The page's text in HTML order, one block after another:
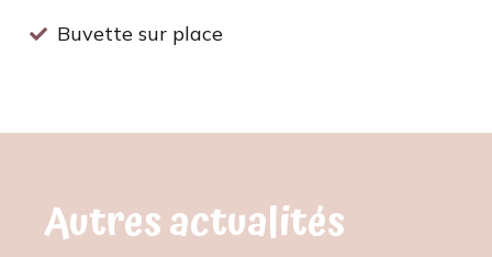
Buvette sur place
Autres actualités